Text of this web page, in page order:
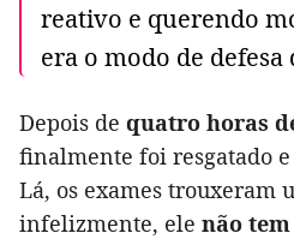
reativo e querendo
era o modo de defesa
Depois de quatro horas
finalmente foi resgatado
Lá, os exames trouxeram
infelizmente, ele não